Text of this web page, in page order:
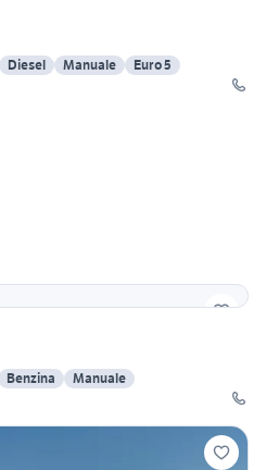
Diesel Manuale
Euro 5
Benzina
Manuale